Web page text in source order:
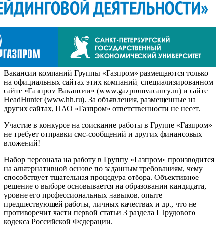
Вакансии компаний Группы «Газпром» размещаются только
на официальных сайтах этих компаний, специализированном
сайте «Газпром Вакансии» (www.gazpromvacancy.ru) и сайте
HeadHunter (www.hh.ru). За объявления, размещенные на
других сайтах, ПАО «Газпром» ответственности не несет.
Участие в конкурсе на соискание работы в Группе «Газпром»
не требует отправки смс-сообщений и других финансовых
вложений!
Набор персонала на работу в Группу «Газпром» производится
на альтернативной основе по заданным требованиям, чему
способствует тщательная процедура отбора. Объективное
решение о выборе основывается на образовании кандидата,
уровне его профессиональных навыков, опыте
предшествующей работы, личных качествах и др., что не
противоречит части первой статьи 3 раздела I Трудового
кодекса Российской Федерации.